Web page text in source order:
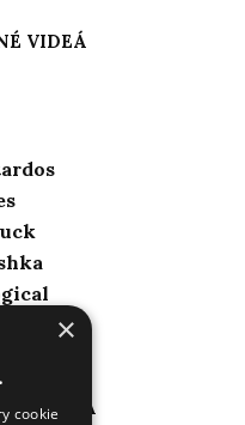
VIDEÁ
ZIMOVÁ
×
cookie